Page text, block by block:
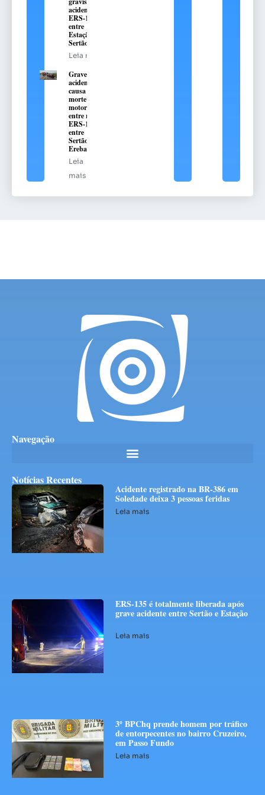
acidente na
ERS-135,
entre
Estação e
Sertão
Leia mais
Grave
acidente
causa
morte de
motorista
entre na
ERS-135,
entre
Sertão e
Erebango
Leia
mais
Navegação
Notícias Recentes
Acidente registrado na BR-386 em
Soledade deixa 3 pessoas feridas
Leia mais
ERS-135 é totalmente liberada após
grave acidente entre Sertão e Estação
Leia mais
3º BPChq prende homem por tráfico
de entorpecentes no bairro Cruzeiro,
em Passo Fundo
Leia mais